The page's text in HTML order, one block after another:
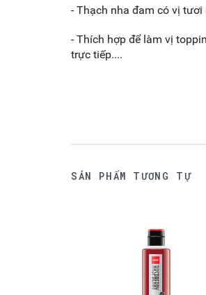
- Thạch nha đam có vị
- Thích hợp để làm vị
trực tiếp....
SẢN PHẨM TƯƠNG TỰ